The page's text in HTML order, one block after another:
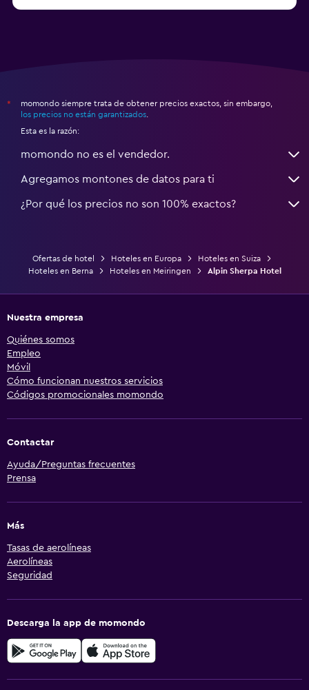
*
momondo siempre trata de obtener precios exactos, sin embargo,
los precios no están garantizados
Esta es la razón:
momondo no es el vendedor.
Agregamos montones de datos para ti
¿Por qué los precios no son 100% exactos?
Ofertas de hotel Hoteles en Europa
Hoteles en Suiza
Hoteles en Berna
Hoteles en Meiringen Alpin Sherpa Hotel
Nuestra empresa
Quiénes somos
Empleo
Móvil
Cómo funcionan nuestros servicios
Códigos promocionales momondo
Contactar
Ayuda/Preguntas frecuentes
Prensa
Más
Tasas de aerolíneas
Aerolíneas
Seguridad
Descarga la app de momondo